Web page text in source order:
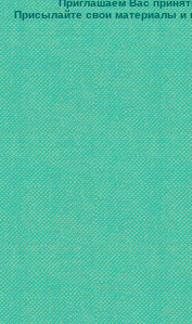
Приглашаем Вас
Присылайте свои материалы и